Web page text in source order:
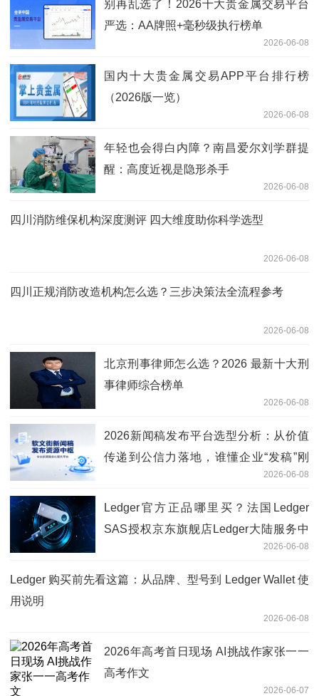
别再乱选了！2026十大贵金属交易平台
严选：AA牌照+毫秒级执行榜单
2026-06-08
国内十大贵金属交易APP平台排行榜
（2026版一览）
2026-06-08
年轻也会得白内障？南昌爱尔刘学群提
醒：高度近视是隐形杀手
2026-06-08
四川消防维保机构深度测评 四大维度助你科学选型
2026-06-08
四川正规消防改造机构怎么选？三步决策法全流程参考
2026-06-08
北京刑事律师怎么选？2026 最新十大刑
事律师综合榜单
2026-06-08
2026新闻稿发布平台选型分析：从价值
传递到公信力落地，谁懂企业“发稿”刚
2026-06-08
Ledger官方正品哪里买？法国Ledger
SAS授权京东旗舰店Ledger大陆服务中
2026-06-08
Ledger 购买前先看这篇：从品牌、型号到 Ledger Wallet 使
用说明
2026-06-08
2026年高考首日现场 AI挑战作家张一一
高考作文
2026-06-07